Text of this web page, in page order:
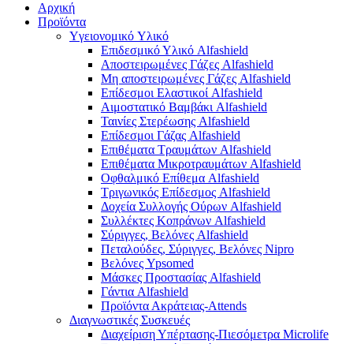
Αρχική
Προϊόντα
Yγειονομικό Yλικό
Επιδεσμικό Υλικό Alfashield
Αποστειρωμένες Γάζες Alfashield
Μη αποστειρωμένες Γάζες Alfashield
Επίδεσμοι Ελαστικοί Alfashield
Αιμοστατικό Βαμβάκι Alfashield
Ταινίες Στερέωσης Alfashield
Επίδεσμοι Γάζας Alfashield
Επιθέματα Τραυμάτων Alfashield
Επιθέματα Μικροτραυμάτων Alfashield
Οφθαλμικό Eπίθεμα Alfashield
Τριγωνικός Επίδεσμος Alfashield
Δοχεία Συλλογής Ούρων Alfashield
Συλλέκτες Κοπράνων Alfashield
Σύριγγες, Βελόνες Alfashield
Πεταλούδες, Σύριγγες, Βελόνες Nipro
Βελόνες Ypsomed
Μάσκες Προστασίας Alfashield
Γάντια Alfashield
Προϊόντα Ακράτειας-Attends
Διαγνωστικές Συσκευές
Διαχείριση Υπέρτασης-Πιεσόμετρα Microlife